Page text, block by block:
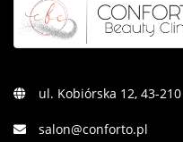
ul. Kobiórska 12, 43-
salon@conforto.pl